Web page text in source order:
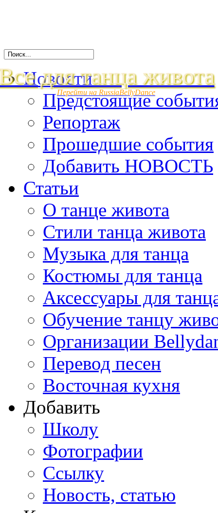
для танца живота
Перейти на RussiaBellyDance
Новости
Предстоящие
Репортаж
Прошедшие события
Добавить НОВОСТЬ
Статьи
О танце живота
Стили танца живота
Музыка для танца
Костюмы для танца
Аксессуары для
Обучение танцу
Организации
Перевод песен
Восточная кухня
Добавить
Школу
Фотографии
Ссылку
Новость, статью